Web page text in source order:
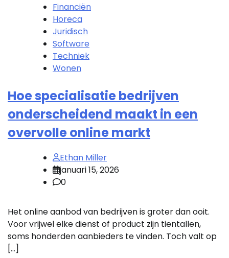
Financiën
Horeca
Juridisch
Software
Techniek
Wonen
Hoe specialisatie bedrijven
onderscheidend maakt in een
overvolle online markt
Ethan Miller
januari 15, 2026
0
Het online aanbod van bedrijven is groter dan ooit.
Voor vrijwel elke dienst of product zijn tientallen,
soms honderden aanbieders te vinden. Toch valt op
[…]